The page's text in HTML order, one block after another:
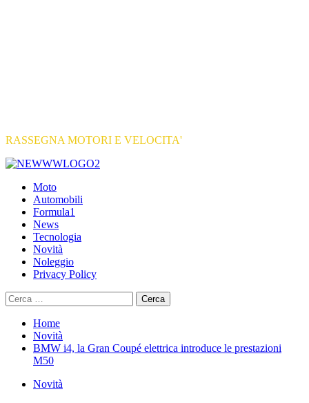
RASSEGNA MOTORI E VELOCITA'
Primary
Moto
Automobili
Formula1
News
Tecnologia
Novità
Noleggio
Privacy Policy
Ricerca
per:
Home
Novità
BMW i4, la Gran Coupé elettrica introduce le prestazioni
M50
Novità